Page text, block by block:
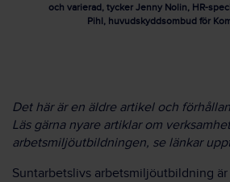
och varierad, tycker Jenny Nolin, HR-
Pihl, huvudskyddsombud för
Det här är en äldre artikel och
Läs gärna nyare artiklar om
arbetsmiljöutbildningen, se länkar
Suntarbetslivs arbetsmiljöutbildning